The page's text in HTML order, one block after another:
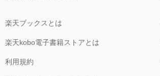
楽天ブックスとは
楽天kobo電子書籍ストアとは
利用規約